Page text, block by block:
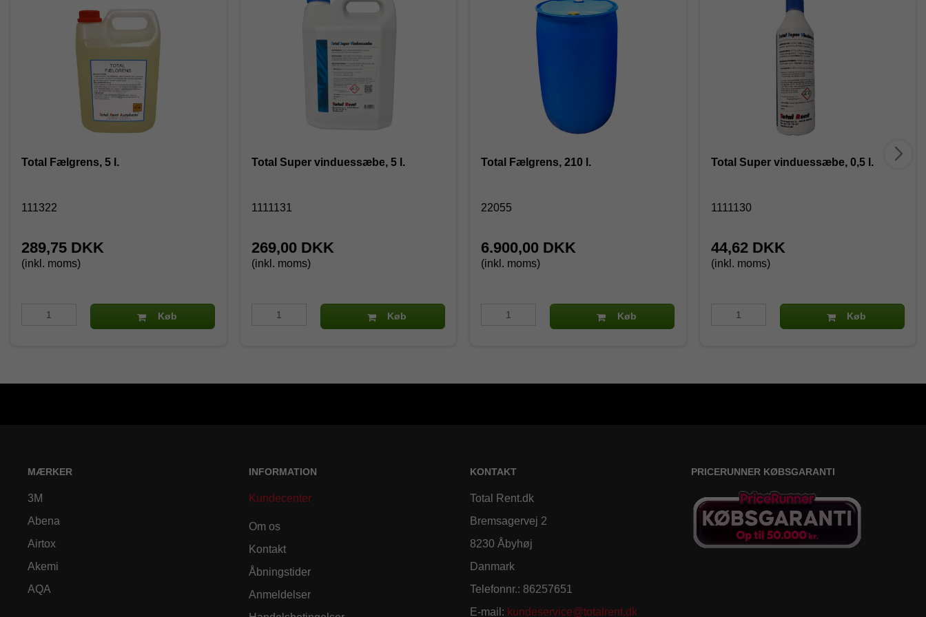
Total Fælgrens, 5 l.
111322
289,75 DKK
(inkl. moms)
Køb
Total Super vinduessæbe, 5 l.
1111131
269,00 DKK
(inkl. moms)
Køb
Total Fælgrens, 210 l.
22055
6.900,00 DKK
(inkl. moms)
Køb
Total Super vinduessæbe, 0,5 l.
1111130
44,62 DKK
(inkl. moms)
Køb
MÆRKER
3M
Abena
Airtox
Akemi
AQA
INFORMATION
Kundecenter
Om os
Kontakt
Åbningstider
Anmeldelser
KONTAKT
Total Rent.dk
Bremsagervej 2
8230 Åbyhøj
Danmark
Telefonnr.: 86257651
E-mail : kundeservice@totalrent.dk
PRICERUNNER KØBSGARANTI